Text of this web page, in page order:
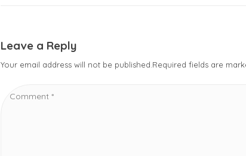
Leave a Reply
Your email address will not be published.Required fields are
Comment